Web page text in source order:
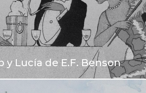
y Lucía de E.F. Benson